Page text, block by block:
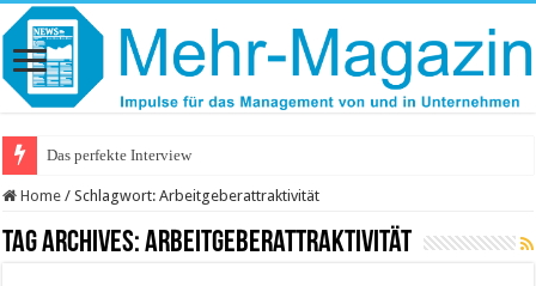
Das perfekte Interview
Home / Schlagwort:Arbeitgeberattraktivität
Tag Archives:Arbeitgeberattraktivität